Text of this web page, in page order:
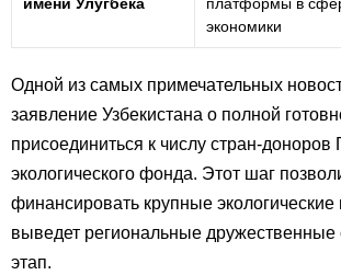
экономики
Одной из самых примечательных
заявление Узбекистана о полной
присоединиться к числу стран-доноров
экологического фонда. Этот шаг
финансировать крупные
выведет региональные дружественные
этап.